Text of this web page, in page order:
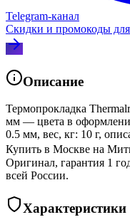
Telegram‑канал
Скидки и промокоды
Описание
Термопрокладка
мм — цвета в
0.5 мм, вес, кг: 10 г,
Купить в Москве на
Оригинал, гарантия 1
всей России.
Характеристики